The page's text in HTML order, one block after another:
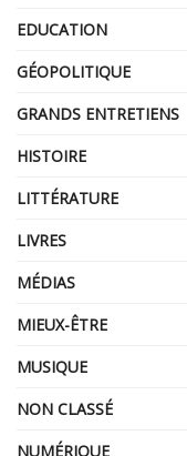
EDUCATION
GÉOPOLITIQUE
GRANDS ENTRETIENS
HISTOIRE
LITTÉRATURE
LIVRES
MÉDIAS
MIEUX-ÊTRE
MUSIQUE
NON CLASSÉ
NUMÉRIQUE